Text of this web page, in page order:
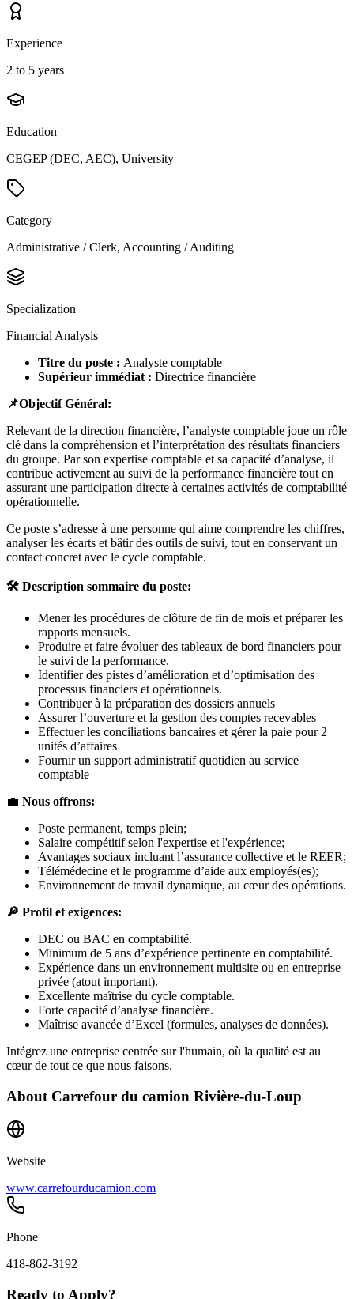
Experience
2 to 5 years
Education
CEGEP (DEC, AEC), University
Category
Administrative / Clerk, Accounting / Auditing
Specialization
Financial Analysis
Titre du poste : Analyste comptable
Supérieur immédiat : Directrice financière
📌Objectif Général:
Relevant de la direction financière, l’analyste comptable joue un rôle
clé dans la compréhension et l’interprétation des résultats financiers
du groupe. Par son expertise comptable et sa capacité d’analyse, il
contribue activement au suivi de la performance financière tout en
assurant une participation directe à certaines activités de comptabilité
opérationnelle.
Ce poste s’adresse à une personne qui aime comprendre les chiffres,
analyser les écarts et bâtir des outils de suivi, tout en conservant un
contact concret avec le cycle comptable.
🛠️ Description sommaire du poste:
Mener les procédures de clôture de fin de mois et préparer les
rapports mensuels.
Produire et faire évoluer des tableaux de bord financiers pour
le suivi de la performance.
Identifier des pistes d’amélioration et d’optimisation des
processus financiers et opérationnels.
Contribuer à la préparation des dossiers annuels
Assurer l’ouverture et la gestion des comptes recevables
Effectuer les conciliations bancaires et gérer la paie pour 2
unités d’affaires
Fournir un support administratif quotidien au service
comptable
💼 Nous offrons:
Poste permanent, temps plein;
Salaire compétitif selon l'expertise et l'expérience;
Avantages sociaux incluant l’assurance collective et le REER;
Télémédecine et le programme d’aide aux employés(es);
Environnement de travail dynamique, au cœur des opérations.
🔎 Profil et exigences:
DEC ou BAC en comptabilité.
Minimum de 5 ans d’expérience pertinente en comptabilité.
Expérience dans un environnement multisite ou en entreprise
privée (atout important).
Excellente maîtrise du cycle comptable.
Forte capacité d’analyse financière.
Maîtrise avancée d’Excel (formules, analyses de données).
Intégrez une entreprise centrée sur l'humain, où la qualité est au
cœur de tout ce que nous faisons.
About Carrefour du camion Rivière-du-Loup
Website
www.carrefourducamion.com
Phone
418-862-3192
Ready to Apply?